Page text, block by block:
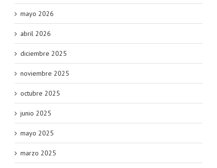
mayo 2026
abril 2026
diciembre 2025
noviembre 2025
octubre 2025
junio 2025
mayo 2025
marzo 2025